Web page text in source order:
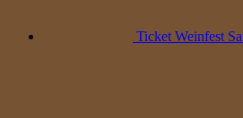
Ticket Weinfest